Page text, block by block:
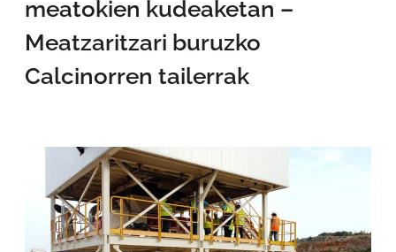
meatokien kudeaketan –
Meatzaritzari buruzko
Calcinorren tailerrak